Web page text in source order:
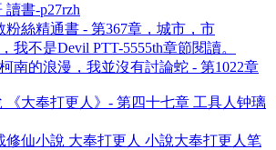
書-p27rzh
粉絲精通書 - 第367章，城市，市
我不是Devil PTT-5555th章節閱讀。
南的浪漫，我並沒有討論蛇 - 第1022章
《大奉打更人》- 第四十七章 工具人钟璃
修仙小說 大奉打更人 小說大奉打更人笔